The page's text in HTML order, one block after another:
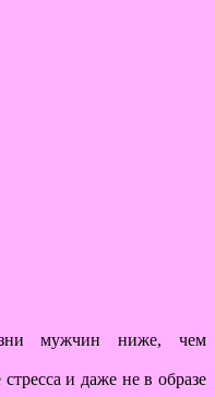
мужчин ниже, чем
и даже не в образе